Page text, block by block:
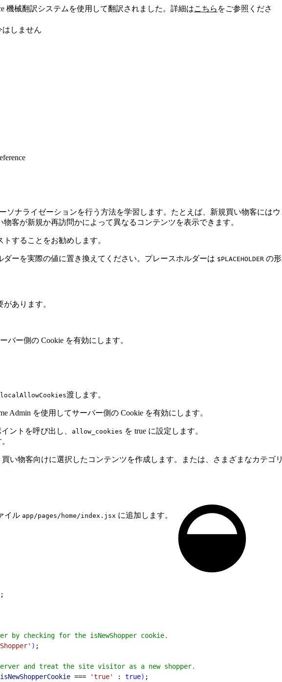
機械翻訳システムを使用して翻訳されました。詳細はこちら をご参照くださ
はしません
ソナライゼーションを行う方法を学習します。たとえば、新規買い物客には
客が新規か再訪問かによって異なるコンテンツを表示できます。
することをお勧めします。
ーを実際の値に置き換えてください。プレースホルダーは $PLACEHOLDER の
あります。
ー側の Cookie を有効にします。
localAllowCookies渡します。
Admin を使用してサーバー側の Cookie を有効にします。
ントを呼び出し、 allow_cookies を true に設定します。
い物客向けに選択したコンテンツを作成します。または、さまざまなカテゴ
イル app/pages/home/index.jsx に追加します。
;
by checking for the isNewShopper cookie.
) ;
and treat the site visitor as a new shopper.
isNewShopperCookie === 'true' : true) ;